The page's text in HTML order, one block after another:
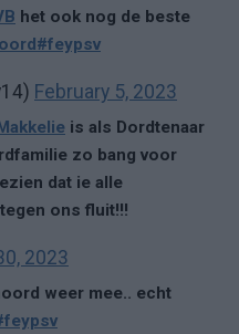
het ook nog de beste
#feypsv
February 5, 2023
is als Dordtenaar
zo bang voor
dat ie alle
ons fluit!!!
2023
weer mee.. echt